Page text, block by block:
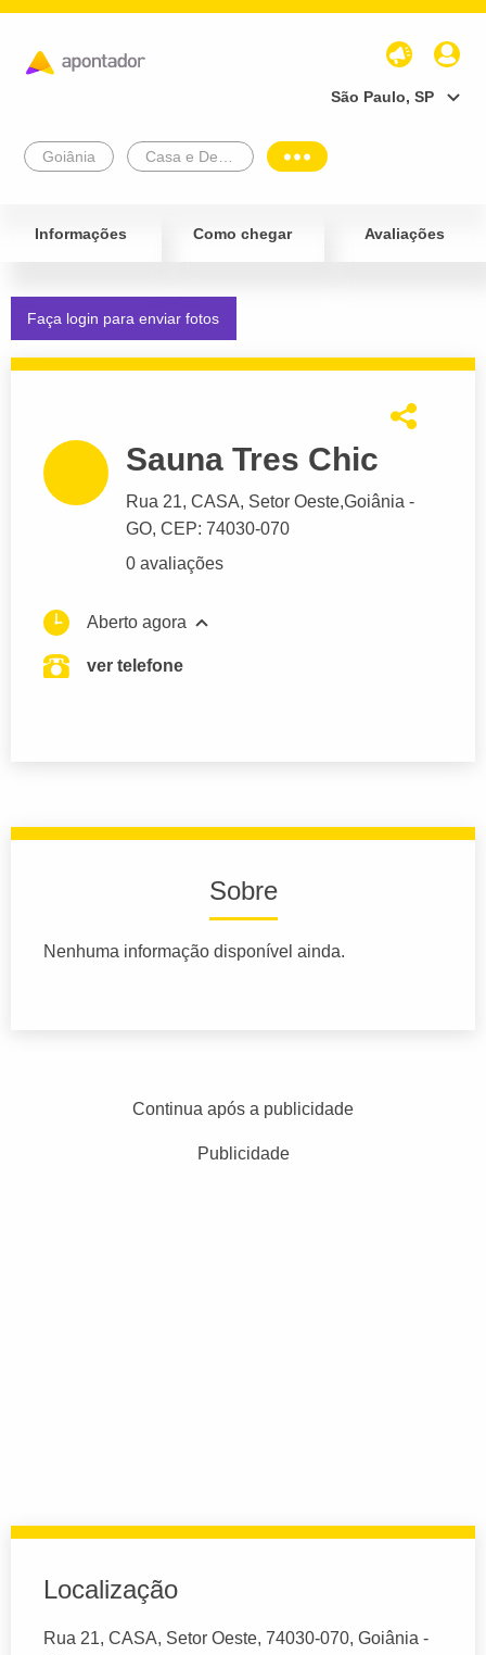
São Paulo, SP
Goiânia
Informações Como chegar Avaliações
Faça login para enviar fotos
Sauna Tres Chic
Rua 21, CASA, Setor Oeste,Goiânia -
GO, CEP: 74030-070
0 avaliações
Aberto agora
ver telefone
Sobre
Nenhuma informação disponível ainda.
Continua após a publicidade
Publicidade
Localização
Rua 21, CASA, Setor Oeste, 74030-070, Goiânia -